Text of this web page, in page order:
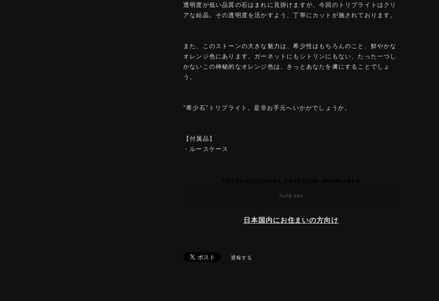
透明度が低い品質の石はまれに見掛けますが、今回のトリプライトはクリ
アな結晶。その透明度を活かすよう、丁寧にカットが施されております。
また、このストーンの大きな魅力は、希少性はもちろんのこと、鮮やかな
オレンジ色にあります。ガーネットにもシトリンにもない、たった一つし
かないこの神秘的なオレンジ色は、きっとあなたを虜にすることでしょ
う。
"希少石"トリプライト。是非お手元へいかがでしょうか。
【付属品】
・ルースケース
Sold out
日本国内にお住まいの方向け
通報する